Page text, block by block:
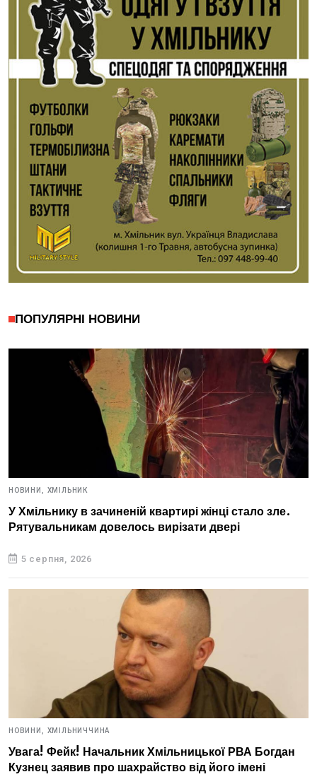
ПОПУЛЯРНІ НОВИНИ
НОВИНИ, ХМІЛЬНИК
У Хмільнику в зачиненій квартирі жінці стало зле.
Рятувальникам довелось вирізати двері
5 серпня, 2026
НОВИНИ, ХМІЛЬНИЧЧИНА
Увага! Фейк! Начальник Хмільницької РВА Богдан
Кузнец заявив про шахрайство від його імені